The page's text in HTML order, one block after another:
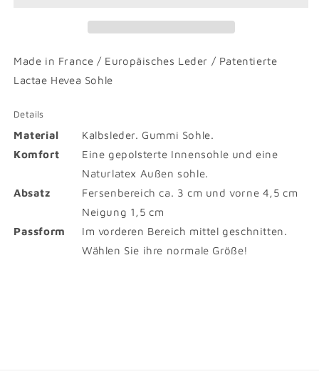
Made in France / Europäisches Leder / Patentierte
Lactae Hevea Sohle
Details
Material
Kalbsleder. Gummi Sohle.
Komfort
Eine gepolsterte Innensohle und eine
Naturlatex Außen sohle.
Absatz
Fersenbereich ca. 3 cm und vorne 4,5 cm
Neigung 1,5 cm
Passform
Im vorderen Bereich mittel geschnitten.
Wählen Sie ihre normale Größe!